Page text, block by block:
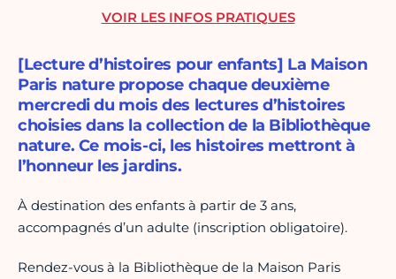
[Lecture d’histoires pour enfants] La Maison
Paris nature propose chaque deuxième
mercredi du mois des lectures d’histoires
choisies dans la collection de la Bibliothèque
nature. Ce mois-ci, les histoires mettront à
l’honneur les jardins.
À destination des enfants à partir de 3 ans,
accompagnés d’un adulte (inscription obligatoire).
Rendez-vous à la Bibliothèque de la Maison Paris
VOIR LES INFOS PRATIQUES